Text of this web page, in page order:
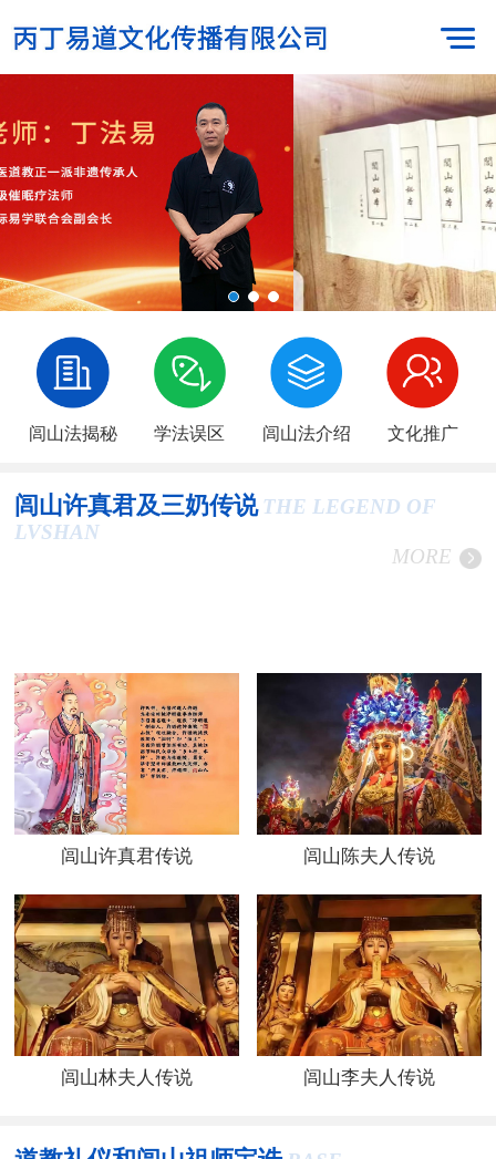
闾山法揭秘 学法误区 闾山法介绍 文化推广
闾山许真君及三奶传说 THE LEGEND OF
LVSHAN
MORE
闾山许真君传说 闾山陈夫人传说
闾山林夫人传说 闾山李夫人传说